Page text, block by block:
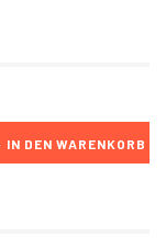
IN DEN WARENKORB